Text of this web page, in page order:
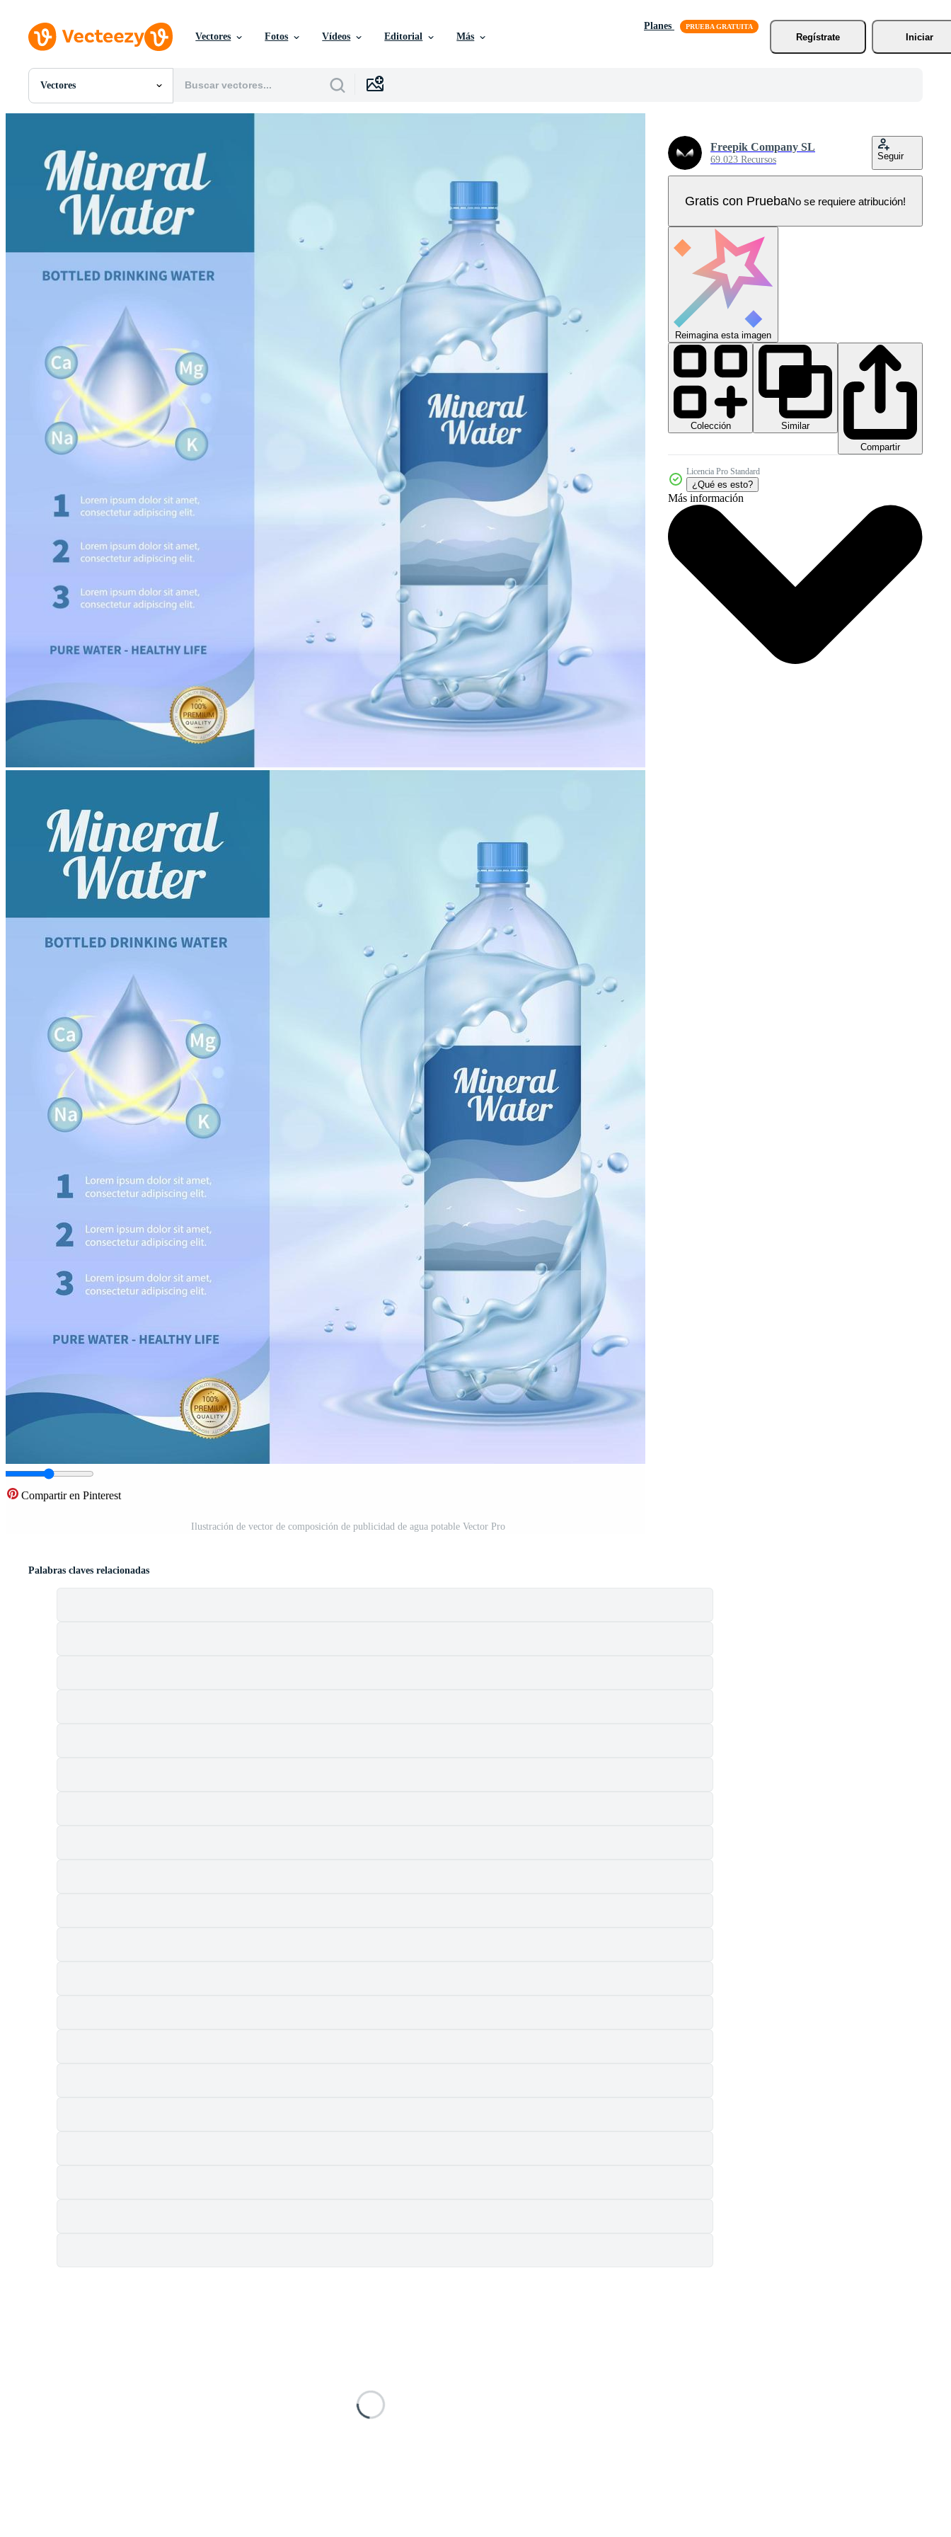
Vectores Fotos Vídeos Editorial Más
Planes
Regístrate
Iniciar
Vectores
Todas Imágenes
PSDs
SVGs
Plantillas
Vectores
Videos
Gráficos en Movimiento
Imágenes Editoriales
Compartir en Pinterest
Ilustración de vector de composición de publicidad de agua potable Vector Pro
Freepik Company SL
69.023 Recursos Seguir
Gratis con PruebaNo se requiere atribución!
Reimagina esta imagen
Colección
Similar
Compartir
Licencia Pro Standard
¿Qué es esto?
Más información
Palabras claves relacionadas